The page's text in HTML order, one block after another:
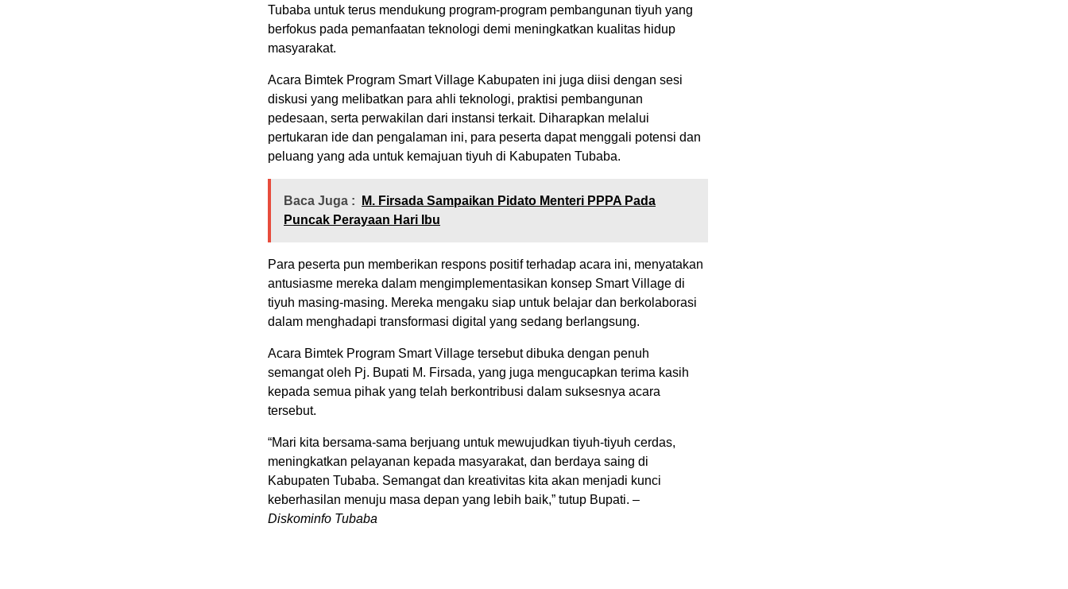
Tubaba untuk terus mendukung program-program pembangunan tiyuh yang
berfokus pada pemanfaatan teknologi demi meningkatkan kualitas hidup
masyarakat.
Acara Bimtek Program Smart Village Kabupaten ini juga diisi dengan sesi
diskusi yang melibatkan para ahli teknologi, praktisi pembangunan
pedesaan, serta perwakilan dari instansi terkait. Diharapkan melalui
pertukaran ide dan pengalaman ini, para peserta dapat menggali potensi dan
peluang yang ada untuk kemajuan tiyuh di Kabupaten Tubaba.
Baca Juga :
M. Firsada Sampaikan Pidato Menteri PPPA Pada
Puncak Perayaan Hari Ibu
Para peserta pun memberikan respons positif terhadap acara ini, menyatakan
antusiasme mereka dalam mengimplementasikan konsep Smart Village di
tiyuh masing-masing. Mereka mengaku siap untuk belajar dan berkolaborasi
dalam menghadapi transformasi digital yang sedang berlangsung.
Acara Bimtek Program Smart Village tersebut dibuka dengan penuh
semangat oleh Pj. Bupati M. Firsada, yang juga mengucapkan terima kasih
kepada semua pihak yang telah berkontribusi dalam suksesnya acara
tersebut.
“Mari kita bersama-sama berjuang untuk mewujudkan tiyuh-tiyuh cerdas,
meningkatkan pelayanan kepada masyarakat, dan berdaya saing di
Kabupaten Tubaba. Semangat dan kreativitas kita akan menjadi kunci
keberhasilan menuju masa depan yang lebih baik,” tutup Bupati. –
Diskominfo Tubaba